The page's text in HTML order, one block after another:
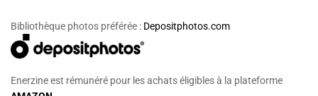
Bibliothèque photos préférée : Depositphotos.com
Enerzine est rémunéré pour les achats éligibles à la plateforme